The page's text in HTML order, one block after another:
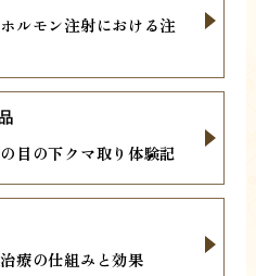
ルモン注射における注
目の下クマ取り体験記
療の仕組みと効果